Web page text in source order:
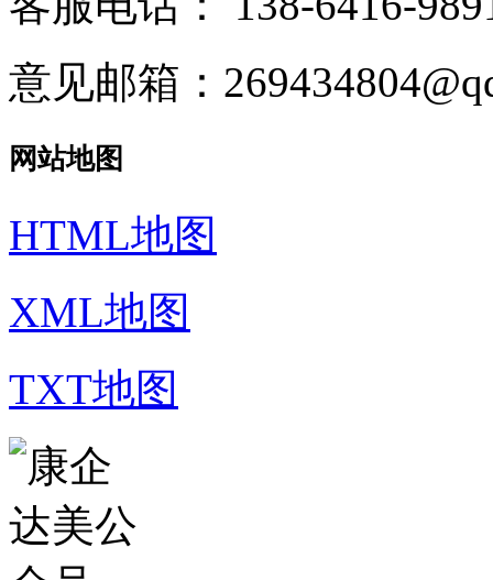
意见邮箱：
网站地图
HTML地图
XML地图
TXT地图